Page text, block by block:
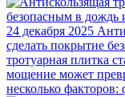
24 декабря 2025
сделать покрытие
тротуарная плитка
мощение может
несколько